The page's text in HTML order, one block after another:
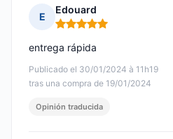
E
Edouard
Nota: 5 de 5
Publicado el 30/01/2024 à 11h19
tras una compra de 19/01/2024
entrega rápida
Opinión traducida